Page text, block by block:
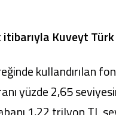
itibarıyla Kuveyt Türk
kullandırılan
yüzde 2,65